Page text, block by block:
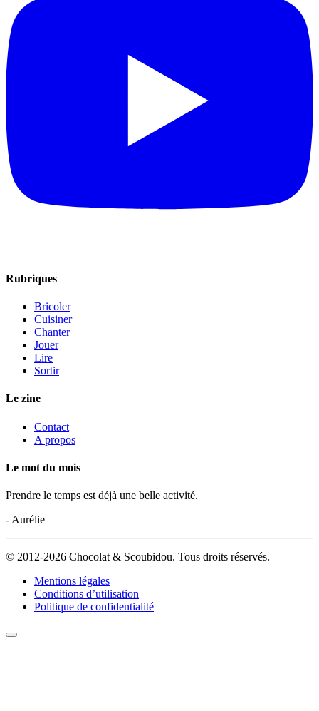
Rubriques
Bricoler
Cuisiner
Chanter
Jouer
Lire
Sortir
Le zine
Contact
A propos
Le mot du mois
Prendre le temps est déjà une belle activité.
- Aurélie
© 2012-2026 Chocolat & Scoubidou. Tous droits réservés.
Mentions légales
Conditions d’utilisation
Politique de confidentialité